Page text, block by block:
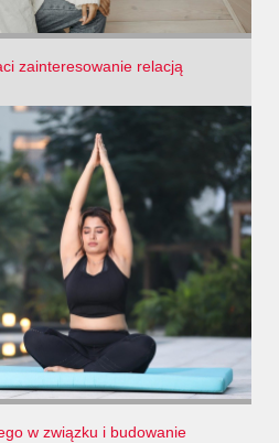
zainteresowanie relacją
w związku i budowanie